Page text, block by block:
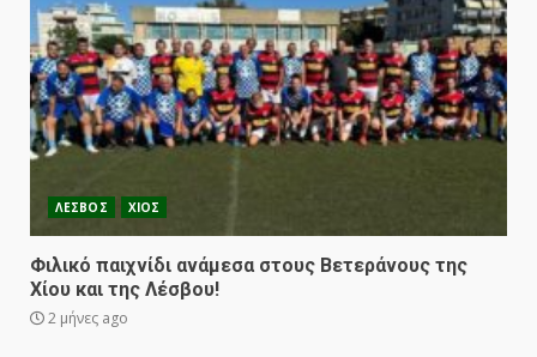
ΛΕΣΒΟΣ ΧΙΟΣ
Φιλικό παιχνίδι ανάμεσα στους Βετεράνους της
Χίου και της Λέσβου!
2 μήνες ago